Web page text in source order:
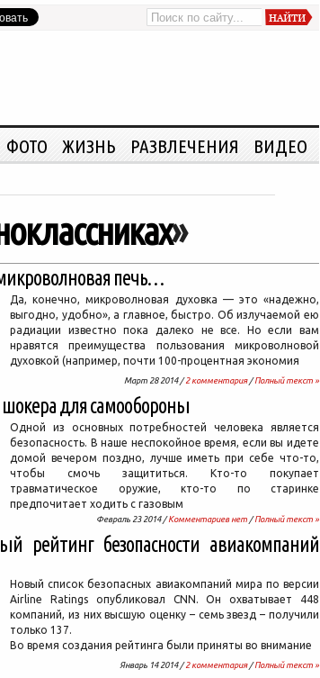
ФОТО ЖИЗНЬ РАЗВЛЕЧЕНИЯ ВИДЕО
»
микроволновая печь…
Да, конечно, микроволновая духовка — это «надежно,
выгодно, удобно», а главное, быстро. Об излучаемой ею
радиации известно пока далеко не все. Но если вам
нравятся преимущества пользования микроволновой
духовкой (например, почти 100-процентная экономия
Март 28 2014 /2 комментария/Полный текст »
для самообороны
Одной из основных потребностей человека является
безопасность. В наше неспокойное время, если вы идете
домой вечером поздно, лучше иметь при себе что-то,
чтобы смочь защититься. Кто-то покупает
травматическое оружие, кто-то по старинке
предпочитает ходить с газовым
Февраль 23 2014 /Комментариев нет /Полный текст »
рейтинг безопасности авиакомпаний
Новый список безопасных авиакомпаний мира по версии
Airline Ratings опубликовал CNN. Он охватывает 448
компаний, из них высшую оценку – семь звезд – получили
только 137.
Во время создания рейтинга были приняты во внимание
Январь 14 2014 /2 комментария/Полный текст »